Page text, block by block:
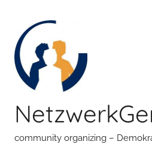
springen
community organizing –